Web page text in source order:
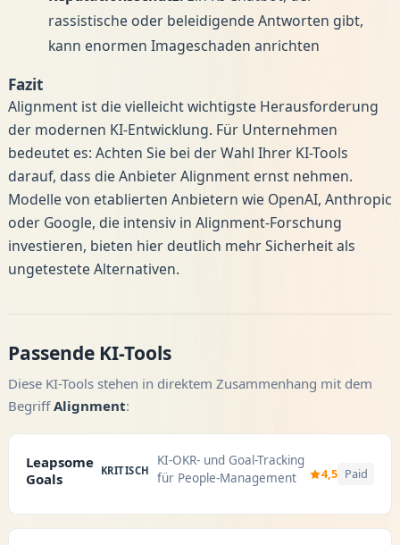
rassistische oder beleidigende Antworten gibt,
kann enormen Imageschaden anrichten
Fazit
Alignment ist die vielleicht wichtigste Herausforderung
der modernen KI-Entwicklung. Für Unternehmen
bedeutet es: Achten Sie bei der Wahl Ihrer KI-Tools
darauf, dass die Anbieter Alignment ernst nehmen.
Modelle von etablierten Anbietern wie OpenAI, Anthropic
oder Google, die intensiv in Alignment-Forschung
investieren, bieten hier deutlich mehr Sicherheit als
ungetestete Alternativen.
Passende KI-Tools
Diese KI-Tools stehen in direktem Zusammenhang mit dem
BegriffAlignment:
Leapsome
Goals
KRITISCH
KI-OKR- und Goal-Tracking
für People-Management
4,5 Paid